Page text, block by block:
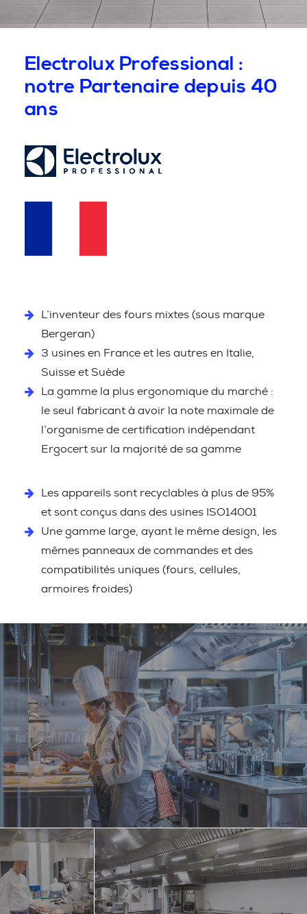
Electrolux Professional :
notre Partenaire depuis 40
ans
L’inventeur des fours mixtes (sous marque
Bergeran)
3 usines en France et les autres en Italie,
Suisse et Suède
La gamme la plus ergonomique du marché :
le seul fabricant à avoir la note maximale de
l’organisme de certification indépendant
Ergocert sur la majorité de sa gamme
Les appareils sont recyclables à plus de 95%
et sont conçus dans des usines ISO14001
Une gamme large, ayant le même design, les
mêmes panneaux de commandes et des
compatibilités uniques (fours, cellules,
armoires froides)